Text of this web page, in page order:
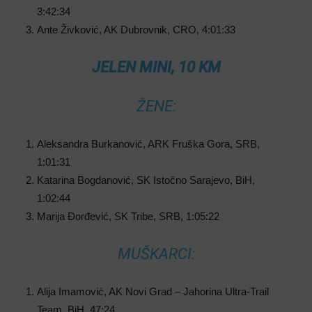
3:42:34
Ante Živković, AK Dubrovnik, CRO, 4:01:33
JELEN MINI, 10 KM
ŽENE:
Aleksandra Burkanović, ARK Fruška Gora, SRB,
1:01:31
Katarina Bogdanović, SK Istočno Sarajevo, BiH,
1:02:44
Marija Đorđević, SK Tribe, SRB, 1:05:22
MUŠKARCI:
Alija Imamović, AK Novi Grad – Jahorina Ultra-Trail
Team, BiH, 47:24